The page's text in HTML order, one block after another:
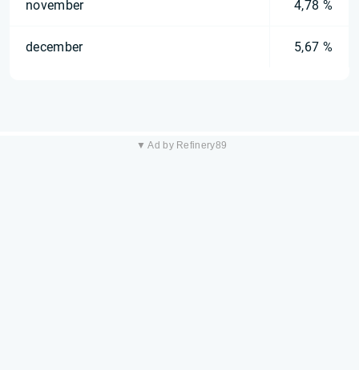
november 4,78 %
december 5,67 %
▼ Ad by Refinery89